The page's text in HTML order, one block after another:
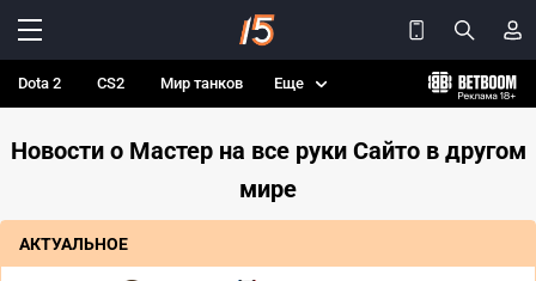
Dota 2 CS2 Мир танков Еще
Новости о Мастер на все руки Сайто в другом
мире
АКТУАЛЬНОЕ